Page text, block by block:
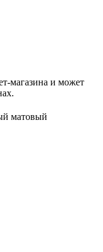
магазина и может
матовый